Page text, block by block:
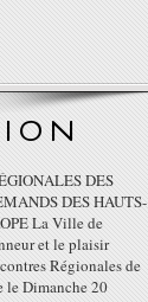
O N
DES
DES HAUTS-
La Ville de
et le plaisir
Régionales de
le Dimanche 20